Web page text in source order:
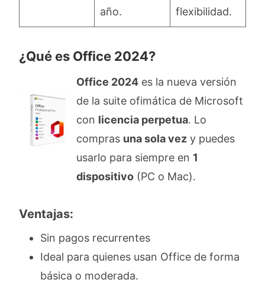
año.
flexibilidad.
¿Qué es Office 2024?
Office 2024 es la nueva versión
de la suite ofimática de Microsoft
con licencia perpetua. Lo
compras una sola vez y puedes
usarlo para siempre en 1
dispositivo (PC o Mac).
Ventajas:
Sin pagos recurrentes
Ideal para quienes usan Office de forma
básica o moderada.